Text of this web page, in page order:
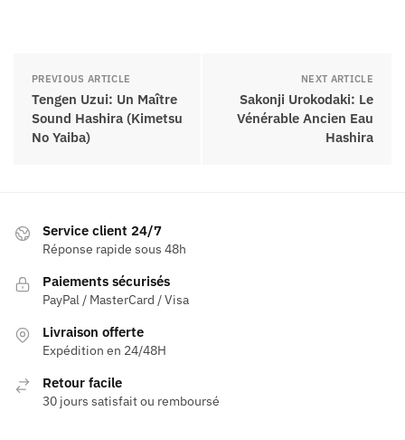
PREVIOUS ARTICLE
Tengen Uzui: Un Maître
Sound Hashira (Kimetsu
No Yaiba)
NEXT ARTICLE
Sakonji Urokodaki: Le
Vénérable Ancien Eau
Hashira
Service client 24/7
Réponse rapide sous 48h
Paiements sécurisés
PayPal / MasterCard / Visa
Livraison offerte
Expédition en 24/48H
Retour facile
30 jours satisfait ou remboursé